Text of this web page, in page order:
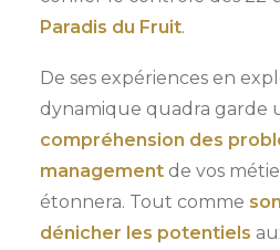
Paradis du Fruit.
De ses expériences en
dynamique quadra garde
compréhension des
management de vos
étonnera. Tout comme
dénicher les potentiels